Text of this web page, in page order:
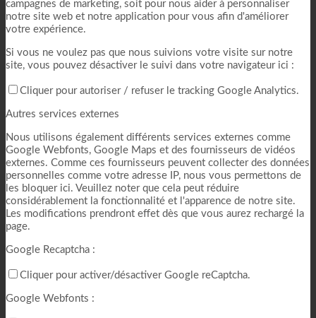
campagnes de marketing, soit pour nous aider à personnaliser
notre site web et notre application pour vous afin d'améliorer
votre expérience.
Si vous ne voulez pas que nous suivions votre visite sur notre
site, vous pouvez désactiver le suivi dans votre navigateur ici :
Cliquer pour autoriser / refuser le tracking Google Analytics.
Autres services externes
Nous utilisons également différents services externes comme
Google Webfonts, Google Maps et des fournisseurs de vidéos
externes. Comme ces fournisseurs peuvent collecter des données
personnelles comme votre adresse IP, nous vous permettons de
les bloquer ici. Veuillez noter que cela peut réduire
considérablement la fonctionnalité et l'apparence de notre site.
Les modifications prendront effet dès que vous aurez rechargé la
page.
Google Recaptcha :
Cliquer pour activer/désactiver Google reCaptcha.
Google Webfonts :